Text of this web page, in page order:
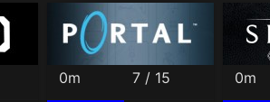
0m 7 / 15 0m